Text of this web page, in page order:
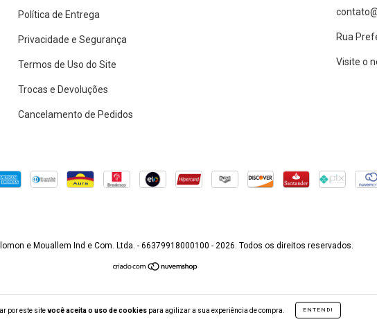
por este sitevocê aceita o uso de cookiespara agilizar a sua experiência de compra. ENTENDI
Política de Entrega
Privacidade e Segurança
Termos de Uso do Site
Trocas e Devoluções
Cancelamento de Pedidos
Rua
Visite o
e Mouallem Ind e Com. Ltda. - 66379918000100 - 2026. Todos os direitos reservados.